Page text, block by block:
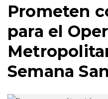
Prometen
para el
Semana